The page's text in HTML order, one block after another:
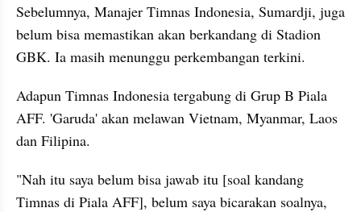
Sebelumnya, Manajer Timnas Indonesia, Sumardji, juga
belum bisa memastikan akan berkandang di Stadion
GBK. Ia masih menunggu perkembangan terkini.
Adapun Timnas Indonesia tergabung di Grup B Piala
AFF. 'Garuda' akan melawan Vietnam, Myanmar, Laos
dan Filipina.
"Nah itu saya belum bisa jawab itu [soal kandang
Timnas di Piala AFF], belum saya bicarakan soalnya,